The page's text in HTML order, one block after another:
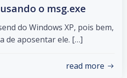
o msg.exe
do Windows XP, pois bem,
de aposentar ele. […]
read more